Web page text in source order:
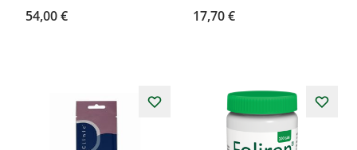
54,00 €
17,70 €